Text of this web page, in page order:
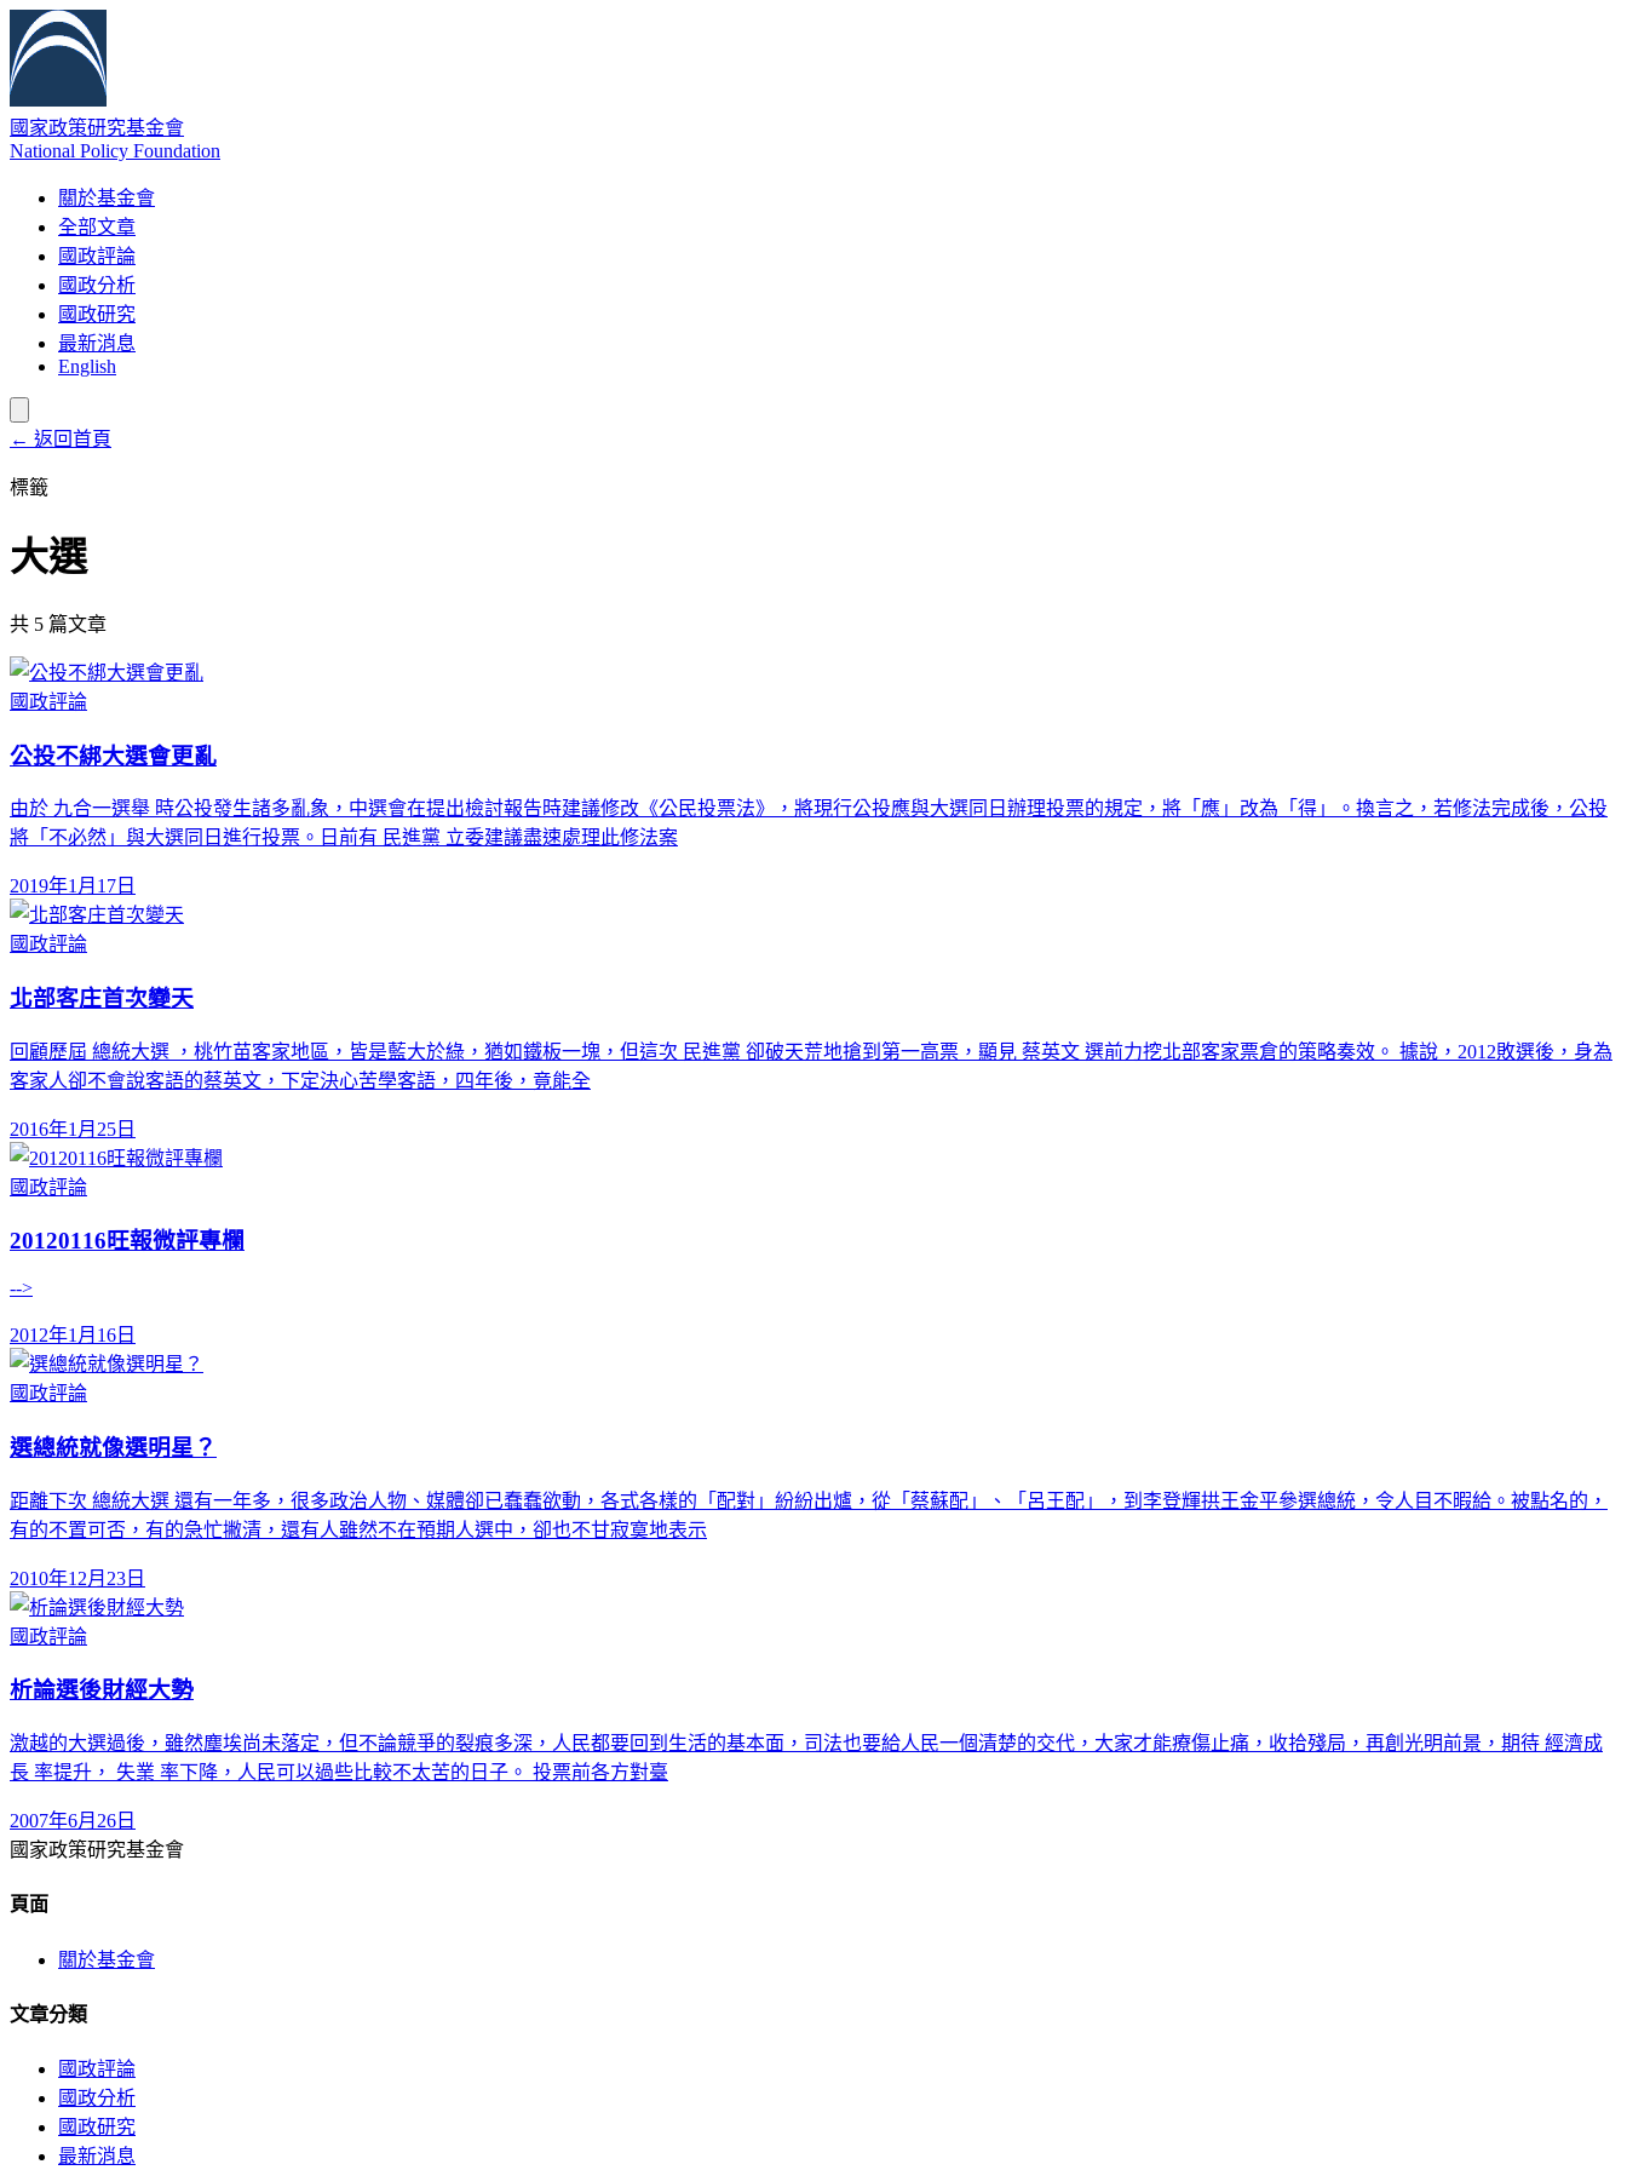
國家政策研究基金會
National Policy Foundation
關於基金會
全部文章
國政評論
國政分析
國政研究
最新消息
English
← 返回首頁
標籤
大選
共 5 篇文章
國政評論
公投不綁大選會更亂
由於 九合一選舉 時公投發生諸多亂象，中選會在提出檢討報告時建議修改《公民投票法》，將現行公投應與大選同日辦理投票的規定，將「應」改為「得」。換言之，若修法完成後，公投
將「不必然」與大選同日進行投票。日前有 民進黨 立委建議盡速處理此修法案
2019年1月17日
國政評論
北部客庄首次變天
回顧歷屆 總統大選 ，桃竹苗客家地區，皆是藍大於綠，猶如鐵板一塊，但這次 民進黨 卻破天荒地搶到第一高票，顯見 蔡英文 選前力挖北部客家票倉的策略奏效。 據說，2012敗選後，身為
客家人卻不會說客語的蔡英文，下定決心苦學客語，四年後，竟能全
2016年1月25日
國政評論
20120116旺報微評專欄
-->
2012年1月16日
國政評論
選總統就像選明星？
距離下次 總統大選 還有一年多，很多政治人物、媒體卻已蠢蠢欲動，各式各樣的「配對」紛紛出爐，從「蔡蘇配」、「呂王配」，到李登輝拱王金平參選總統，令人目不暇給。被點名的，
有的不置可否，有的急忙撇清，還有人雖然不在預期人選中，卻也不甘寂寞地表示
2010年12月23日
國政評論
析論選後財經大勢
激越的大選過後，雖然塵埃尚未落定，但不論競爭的裂痕多深，人民都要回到生活的基本面，司法也要給人民一個清楚的交代，大家才能療傷止痛，收拾殘局，再創光明前景，期待 經濟成
長 率提升， 失業 率下降，人民可以過些比較不太苦的日子。 投票前各方對臺
2007年6月26日
國家政策研究基金會
頁面
關於基金會
文章分類
國政評論
國政分析
國政研究
最新消息